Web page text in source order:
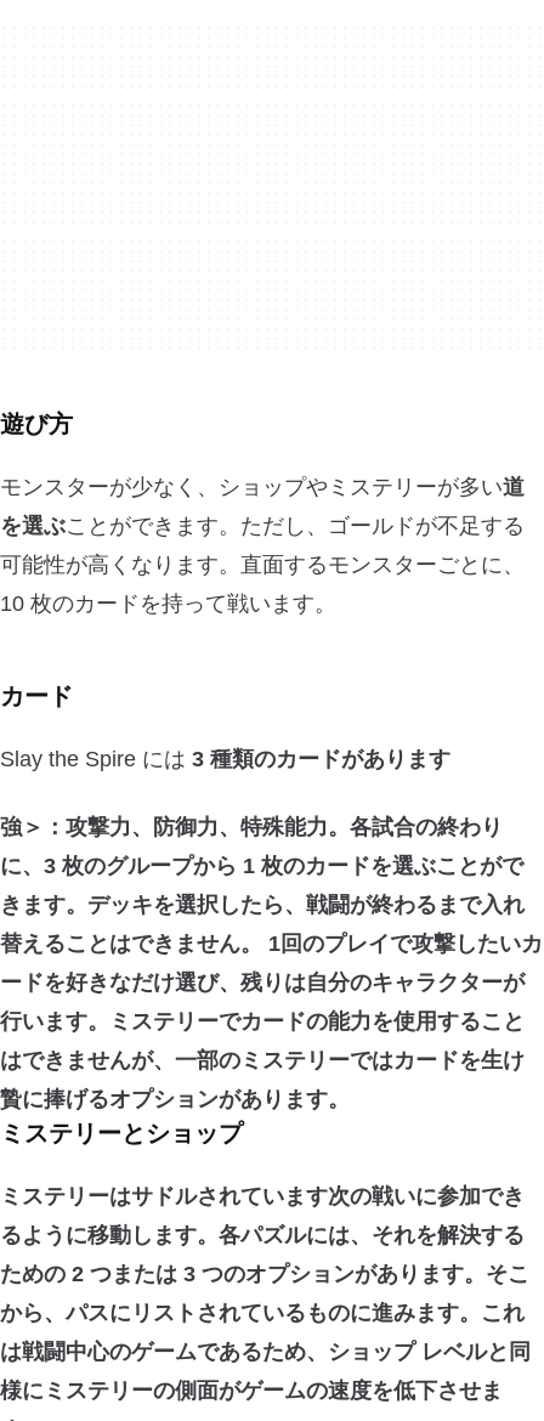
遊び方
モンスターが少なく、ショップやミステリーが多い道
を選ぶことができます。ただし、ゴールドが不足する
可能性が高くなります。直面するモンスターごとに、
10 枚のカードを持って戦います。
カード
Slay the Spire には 3 種類のカードがあります
強＞：攻撃力、防御力、特殊能力。各試合の終わり
に、3 枚のグループから 1 枚のカードを選ぶことがで
きます。デッキを選択したら、戦闘が終わるまで入れ
替えることはできません。 1回のプレイで攻撃したいカ
ードを好きなだけ選び、残りは自分のキャラクターが
行います。ミステリーでカードの能力を使用すること
はできませんが、一部のミステリーではカードを生け
贄に捧げるオプションがあります。
ミステリーとショップ
ミステリーはサドルされています次の戦いに参加でき
るように移動します。各パズルには、それを解決する
ための 2 つまたは 3 つのオプションがあります。そこ
から、パスにリストされているものに進みます。これ
は戦闘中心のゲームであるため、ショップ レベルと同
様にミステリーの側面がゲームの速度を低下させま